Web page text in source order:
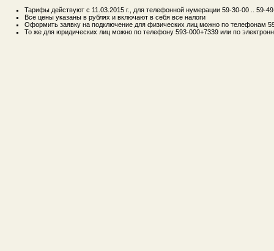
Тарифы действуют с 11.03.2015 г., для телефонной нумерации 59-30-00 .. 59-
Все цены указаны в рублях и включают в себя все налоги
Оформить заявку на подключение для физических лиц можно по телефонам
То же для юридических лиц можно по телефону 593-000+7339 или по